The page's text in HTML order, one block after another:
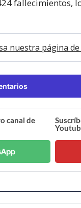
fallecimientos,
nuestra página
canal de